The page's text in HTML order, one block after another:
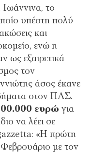
το
υπέστη πολύ
και
ενώ η
ως εξαιρετικά
τον
άσος έκανε
στον ΠΑΣ.
ευρώ για
να λέει σε
«Η πρώτη
Φεβρουάριο με τον